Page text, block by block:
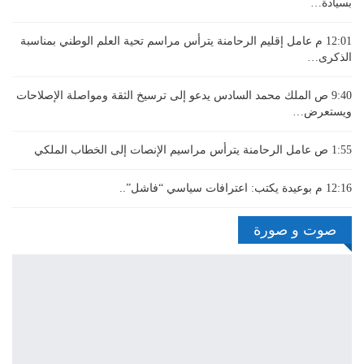
بسيادة…
12:01 م
عامل إقليم الرحامنة يترأس مراسم تحية العلم الوطني بمناسبة
الذكرى…
9:40 ص
الملك محمد السادس يدعو إلى ترسيخ الثقة ومواصلة الإصلاحات
ويستعرض…
1:55 ص عامل الرحامنة يترأس مراسيم الإنصات إلى الخطاب الملكي
12:16 م بوعيدة يكتب: اعترافات سياسي “فاشل”..
صوت و صورة